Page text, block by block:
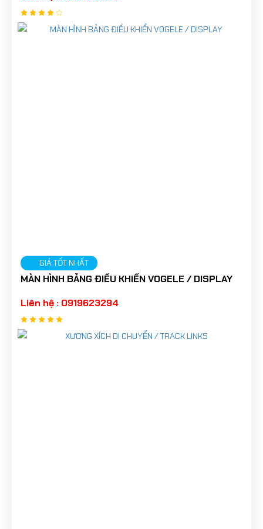
GIÁ TỐT NHẤT
MÀN HÌNH BẢNG ĐIỀU KHIỂN VOGELE / DISPLAY
Liên hệ : 0919623294